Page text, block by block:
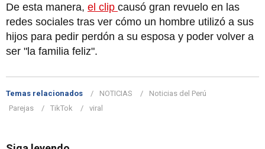
De esta manera, el clip causó gran revuelo en las
redes sociales tras ver cómo un hombre utilizó a sus
hijos para pedir perdón a su esposa y poder volver a
ser "la familia feliz".
Temas relacionados NOTICIAS
Noticias del Perú
Parejas
TikTok viral